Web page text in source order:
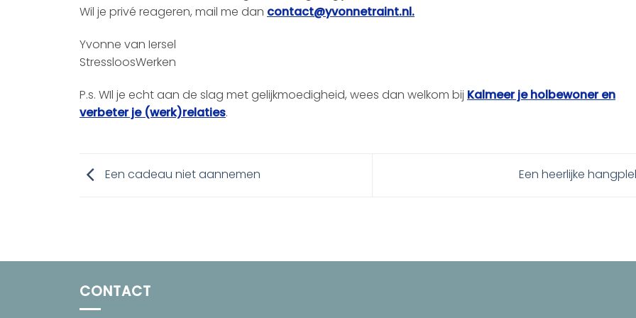
Wil je privé reageren, mail me dan contact@yvonnetraint.nl.
Yvonne van Iersel
StressloosWerken
P.s. WIl je echt aan de slag met gelijkmoedigheid, wees dan welkom bij Kalmeer je holbewoner en
verbeter je (werk)relaties.
Een cadeau niet aannemen Een heerlijke
CONTACT